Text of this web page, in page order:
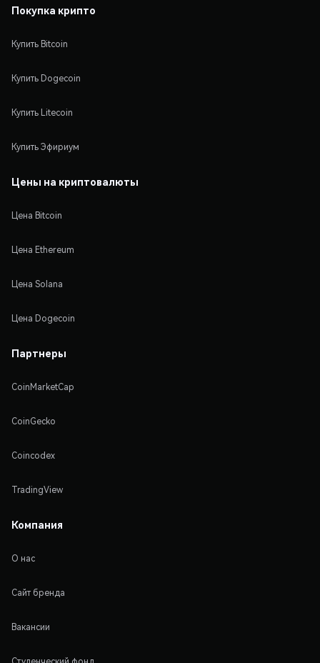
Покупка крипто
Купить Bitcoin
Купить Dogecoin
Купить Litecoin
Купить Эфириум
Цены на криптовалюты
Цена Bitcoin
Цена Ethereum
Цена Solana
Цена Dogecoin
Партнеры
CoinMarketCap
CoinGecko
Coincodex
TradingView
Компания
О нас
Сайт бренда
Вакансии